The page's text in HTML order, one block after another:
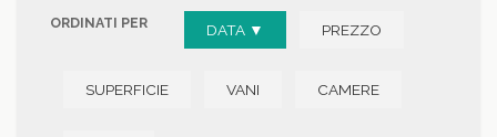
ORDINATI PER DATA ▼ PREZZO
SUPERFICIE VANI CAMERE